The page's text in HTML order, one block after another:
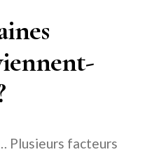
Plusieurs facteurs